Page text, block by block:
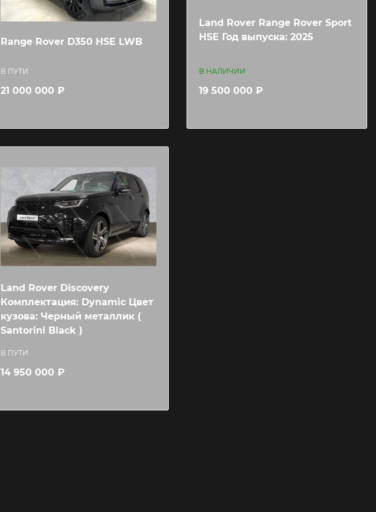
Range Rover D350 HSE LWB
В ПУТИ
21 000 000 ₽
Land Rover Range Rover Sport
HSE Год выпуска: 2025
В НАЛИЧИИ
19 500 000 ₽
Land Rover Discovery
Комплектация: Dynamic Цвет
кузова: Черный металлик (
Santorini Black )
В ПУТИ
14 950 000 ₽